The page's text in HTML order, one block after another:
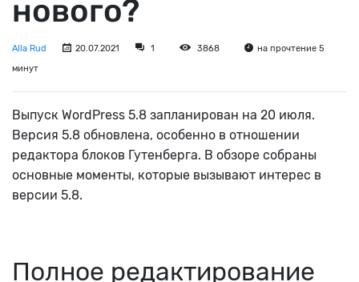
нового?
Alla Rud 20.07.2021 1 3868
на прочтение 5
минут
Выпуск WordPress 5.8 запланирован на 20 июля.
Версия 5.8 обновлена, особенно в отношении
редактора блоков Гутенберга. В обзоре собраны
основные моменты, которые вызывают интерес в
версии 5.8.
Полное редактирование